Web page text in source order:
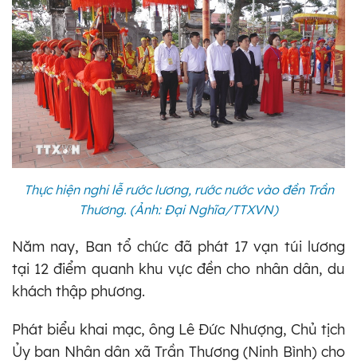
Thực hiện nghi lễ rước lương, rước nước vào đền Trần
Thương. (Ảnh: Đại Nghĩa/TTXVN)
Năm nay, Ban tổ chức đã phát 17 vạn túi lương
tại 12 điểm quanh khu vực đền cho nhân dân, du
khách thập phương.
Phát biểu khai mạc, ông Lê Đức Nhượng, Chủ tịch
Ủy ban Nhân dân xã Trần Thương (Ninh Bình) cho